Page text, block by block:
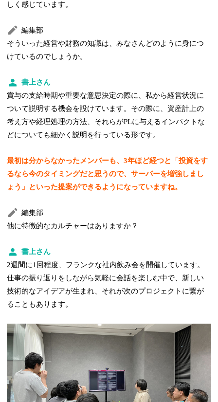
しく感じています。
編集部
そういった経営や財務の知識は、みなさんどのように身につ
けているのでしょうか。
書上さん
賞与の支給時期や重要な意思決定の際に、私から経営状況に
ついて説明する機会を設けています。その際に、資産計上の
考え方や経理処理の方法、それらがPLに与えるインパクトな
どについても細かく説明を行っている形です。
最初は分からなかったメンバーも、3年ほど経つと「投資をす
るなら今のタイミングだと思うので、サーバーを増強しまし
ょう」といった提案ができるようになっていますね。
編集部
他に特徴的なカルチャーはありますか？
書上さん
2週間に1回程度、フランクな社内飲み会を開催しています。
仕事の振り返りをしながら気軽に会話を楽しむ中で、新しい
技術的なアイデアが生まれ、それが次のプロジェクトに繋が
ることもあります。